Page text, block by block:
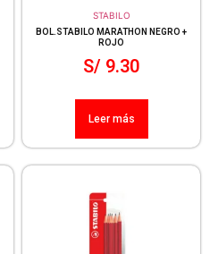
STABILO
BOL.STABILO MARATHON NEGRO +
ROJO
S/ 9.30
Leer más